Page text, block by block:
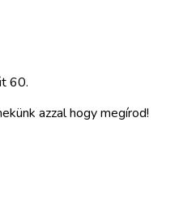
60.
azzal hogy megírod!